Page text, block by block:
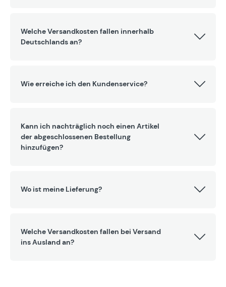
Welche Versandkosten fallen innerhalb
Deutschlands an?
Wie erreiche ich den Kundenservice?
Kann ich nachträglich noch einen Artikel
der abgeschlossenen Bestellung
hinzufügen?
Wo ist meine Lieferung?
Welche Versandkosten fallen bei Versand
ins Ausland an?